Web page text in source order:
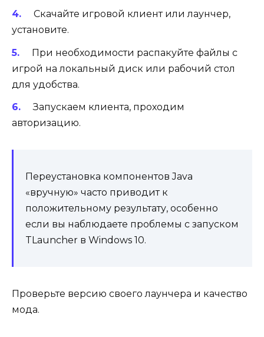
Скачайте игровой клиент или лаунчер,
установите.
При необходимости распакуйте файлы с
игрой на локальный диск или рабочий стол
для удобства.
Запускаем клиента, проходим
авторизацию.
Переустановка компонентов Java
«вручную» часто приводит к
положительному результату, особенно
если вы наблюдаете проблемы с запуском
TLauncher в Windows 10.
Проверьте версию своего лаунчера и качество
мода.